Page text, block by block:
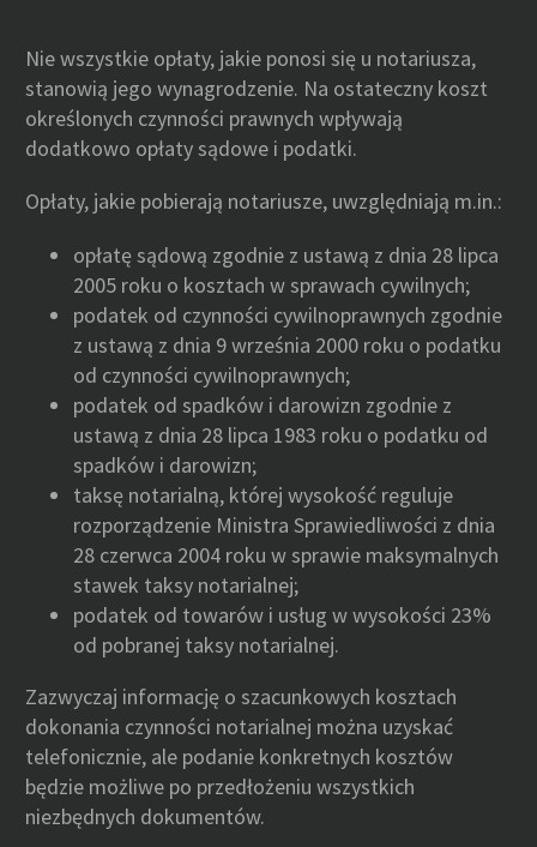
Nie wszystkie opłaty, jakie ponosi się u notariusza,
stanowią jego wynagrodzenie. Na ostateczny koszt
określonych czynności prawnych wpływają
dodatkowo opłaty sądowe i podatki.
Opłaty, jakie pobierają notariusze, uwzględniają m.in.:
opłatę sądową zgodnie z ustawą z dnia 28 lipca
2005 roku o kosztach w sprawach cywilnych;
podatek od czynności cywilnoprawnych zgodnie
z ustawą z dnia 9 września 2000 roku o podatku
od czynności cywilnoprawnych;
podatek od spadków i darowizn zgodnie z
ustawą z dnia 28 lipca 1983 roku o podatku od
spadków i darowizn;
taksę notarialną, której wysokość reguluje
rozporządzenie Ministra Sprawiedliwości z dnia
28 czerwca 2004 roku w sprawie maksymalnych
stawek taksy notarialnej;
podatek od towarów i usług w wysokości 23%
od pobranej taksy notarialnej.
Zazwyczaj informację o szacunkowych kosztach
dokonania czynności notarialnej można uzyskać
telefonicznie, ale podanie konkretnych kosztów
będzie możliwe po przedłożeniu wszystkich
niezbędnych dokumentów.